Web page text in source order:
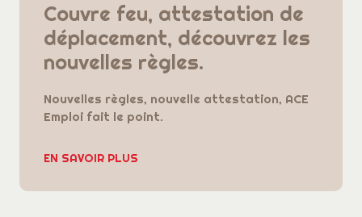
Couvre feu, attestation de
déplacement, découvrez les
nouvelles règles.
Nouvelles règles, nouvelle attestation, ACE
Emploi fait le point.
EN SAVOIR PLUS